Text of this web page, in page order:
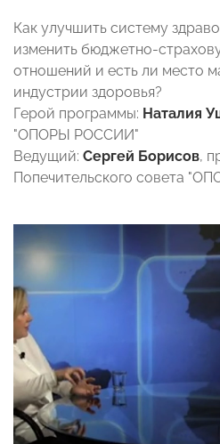
Как улучшить систему
изменить бюджетно-
отношений и есть ли место
индустрии здоровья?
Герой программы: Наталия
"ОПОРЫ РОССИИ"
Ведущий: Сергей Борисов,
Попечительского совета